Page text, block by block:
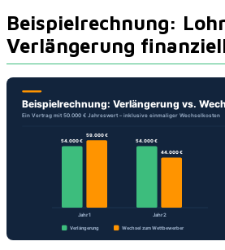
Beispielrechnung:
Verlängerung